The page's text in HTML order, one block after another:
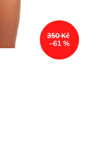
350 Kč
–61 %